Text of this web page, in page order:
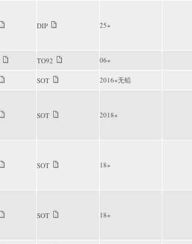
DIP 25+
TO92 06+
SOT 2016+无铅
SOT 2018+
SOT 18+
SOT 18+